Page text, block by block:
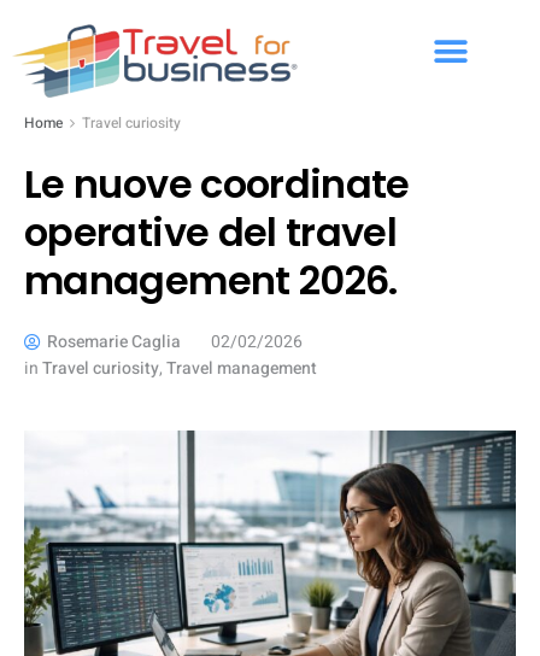
Home Travel curiosity
Le nuove coordinate
operative del travel
management 2026.
Rosemarie Caglia
02/02/2026
inTravel curiosity,Travel management